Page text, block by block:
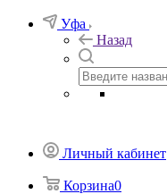
Уфа
Назад
Личный кабинет
Корзина0